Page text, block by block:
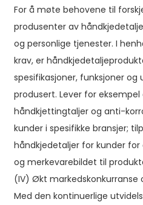
For å møte behovene til
produsenter av
og personlige tjenester. I
krav, er
spesifikasjoner, funksjoner
produsert. Lever for eksempel
håndkjettingtaljer og anti-
kunder i spesifikke bransjer;
håndkjedetaljer for kunder
og merkevarebildet til
(IV) Økt markedskonkurranse
Med den kontinuerlige